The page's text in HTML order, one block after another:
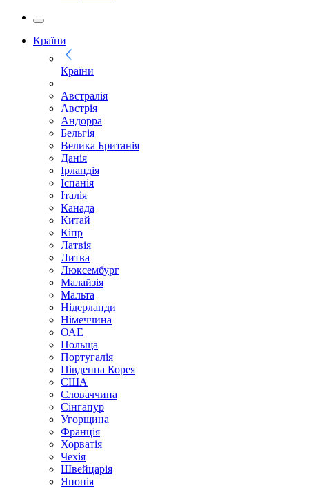
Країни
Країни
Австралія
Австрія
Андорра
Бельгія
Велика Британія
Данія
Ірландія
Іспанія
Італія
Канада
Китай
Кіпр
Латвія
Литва
Люксембург
Малайзія
Мальта
Нідерланди
Німеччина
ОАЕ
Польща
Португалія
Південна Корея
США
Словаччина
Сінгапур
Угорщина
Франція
Хорватія
Чехія
Швейцарія
Японія